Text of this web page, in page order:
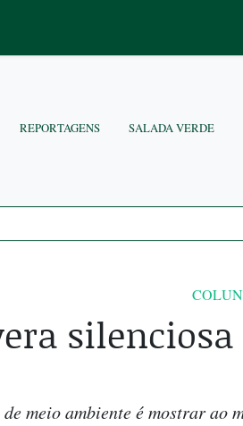
REPORTAGENS SALADA VERDE
meio ambiente é mostrar ao